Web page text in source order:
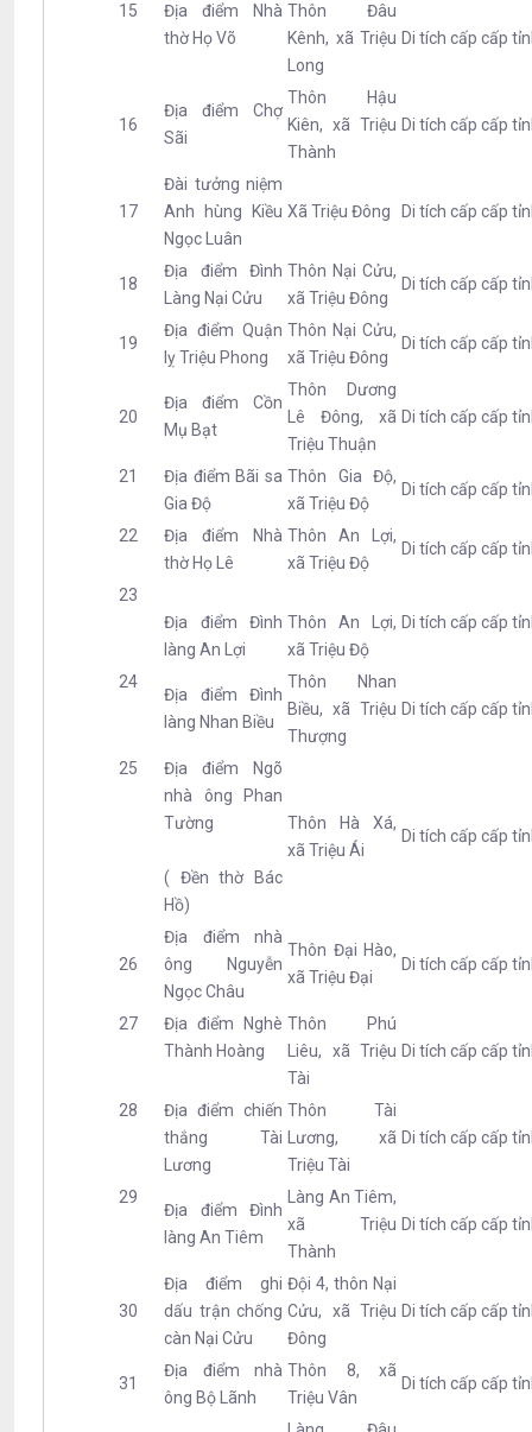
15
Địa điểm Nhà
thờ Họ Võ
Thôn Đâu
Kênh, xã Triệu
Long
Di tích cấp cấp
16
Địa điểm Chợ
Sãi
Thôn Hậu
Kiên, xã Triệu
Thành
Di tích cấp cấp
17
Đài tưởng niệm
Anh hùng Kiều
Ngọc Luân
Xã Triệu Đông Di tích cấp cấp
18
Địa điểm Đình
Làng Nại Cửu
Thôn Nại Cửu,
xã Triệu Đông
Di tích cấp cấp
19
Địa điểm Quận
lỵ Triệu Phong
Thôn Nại Cửu,
xã Triệu Đông
Di tích cấp cấp
20
Địa điểm Cồn
Mụ Bạt
Thôn Dương
Lê Đông, xã
Triệu Thuận
Di tích cấp cấp
21
Địa điểm Bãi sa
Gia Độ
Thôn Gia Độ,
xã Triệu Độ
Di tích cấp cấp
22
Địa điểm Nhà
thờ Họ Lê
Thôn An Lợi,
xã Triệu Độ
Di tích cấp cấp
23
Địa điểm Đình
làng An Lợi
Thôn An Lợi,
xã Triệu Độ
Di tích cấp cấp
24
Địa điểm Đình
làng Nhan Biều
Thôn Nhan
Biều, xã Triệu
Thượng
Di tích cấp cấp
25
Địa điểm Ngõ
nhà ông Phan
Tường
( Đền thờ Bác
Hồ)
Thôn Hà Xá,
xã Triệu Ái
Di tích cấp cấp
26
Địa điểm nhà
ông Nguyễn
Ngọc Châu
Thôn Đại Hào,
xã Triệu Đại
Di tích cấp cấp
27
Địa điểm Nghè
Thành Hoàng
Thôn Phú
Liêu, xã Triệu
Tài
Di tích cấp cấp
28
Địa điểm chiến
thắng Tài
Lương
Thôn Tài
Lương, xã
Triệu Tài
Di tích cấp cấp
29
Địa điểm Đình
làng An Tiêm
Làng An Tiêm,
xã Triệu
Thành
Di tích cấp cấp
30
Địa điểm ghi
dấu trận chống
càn Nại Cửu
Đội 4, thôn Nại
Cửu, xã Triệu
Đông
Di tích cấp cấp
31
Địa điểm nhà
ông Bộ Lãnh
Thôn 8, xã
Triệu Vân
Di tích cấp cấp